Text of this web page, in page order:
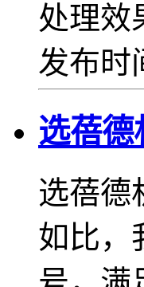
处理效
发布时
选蓓德
选蓓德
如比，